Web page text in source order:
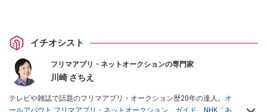
イチオシスト
フリマアプリ・ネットオークションの専門家
川崎 さちえ
テレビや雑誌で話題のフリマアプリ・オークション歴20年の達人。 オ
ールアバウト フリマアプリ・ネットオークション ガイド。
NHK「あ